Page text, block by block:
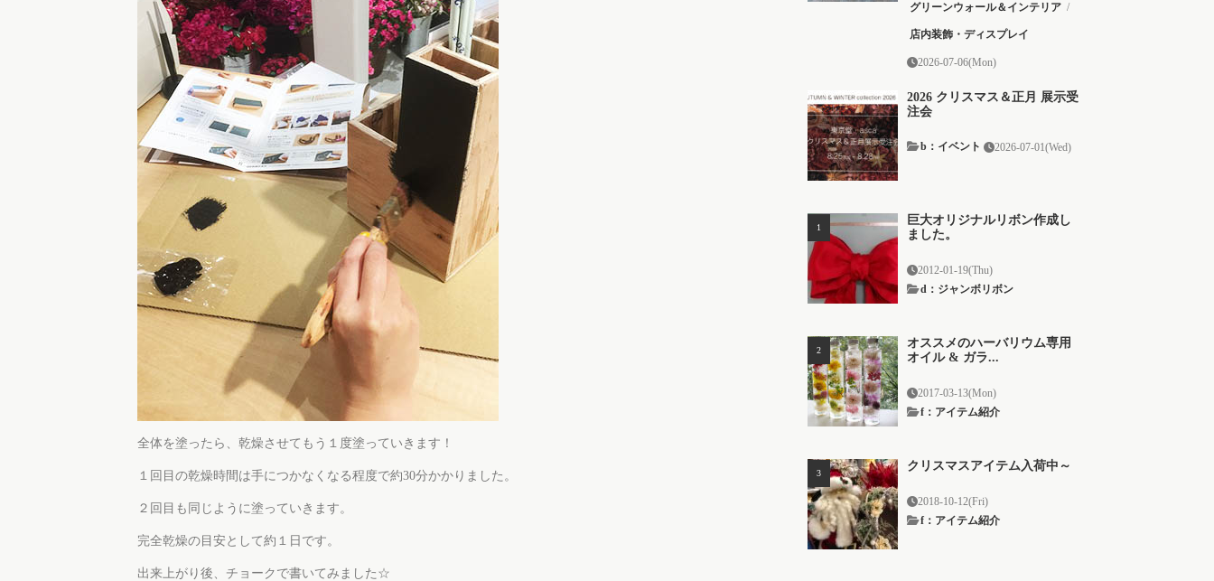
全体を塗ったら、乾燥させてもう１度塗っていきます！
１回目の乾燥時間は手につかなくなる程度で約30分かかりました。
２回目も同じように塗っていきます。
完全乾燥の目安として約１日です。
出来上がり後、チョークで書いてみました☆
グリーンウォール＆インテリア /
店内装飾・ディスプレイ
2026-07-06(Mon)
2026 クリスマス＆正月 展示受
注会
b：イベント 2026-07-01(Wed)
巨大オリジナルリボン作成し
ました。
2012-01-19(Thu)
d：ジャンボリボン
オススメのハーバリウム専用
オイル & ガラ...
2017-03-13(Mon)
f：アイテム紹介
クリスマスアイテム入荷中～
2018-10-12(Fri)
f：アイテム紹介